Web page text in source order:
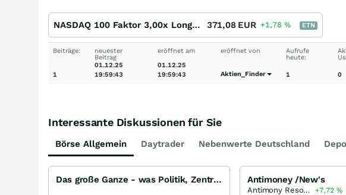
NASDAQ 100 Faktor 3,00x Long Open End 371,08 EUR +1,78 % ETN
Beiträge:
1
neuester
Beitrag
01.12.25
19:59:43
eröffnet am
01.12.25
19:59:43
eröffnet von
Aktien_Finder
Aufrufe
heute:
1 0
Interessante Diskussionen für Sie
Börse Allgemein Daytrader Nebenwerte Deutschland
Das große Ganze - was Politik, Zentralbanken, Trends, Medien und Gesellschaft mit Aktien, Rohstoffen Antimoney /New's
Antimony Resources +7,72%